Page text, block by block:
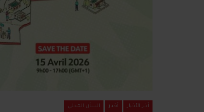
آخر الأخبار أخبار الشأن المحلي